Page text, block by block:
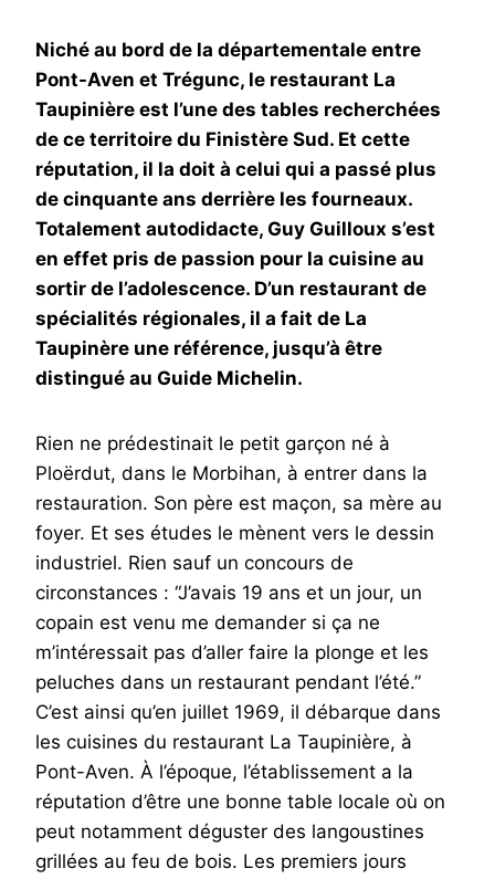
Niché au bord de la départementale entre
Pont-Aven et Trégunc, le restaurant La
Taupinière est l’une des tables recherchées
de ce territoire du Finistère Sud. Et cette
réputation, il la doit à celui qui a passé plus
de cinquante ans derrière les fourneaux.
Totalement autodidacte, Guy Guilloux s’est
en effet pris de passion pour la cuisine au
sortir de l’adolescence. D’un restaurant de
spécialités régionales, il a fait de La
Taupinère une référence, jusqu’à être
distingué au Guide Michelin.
Rien ne prédestinait le petit garçon né à
Ploërdut, dans le Morbihan, à entrer dans la
restauration. Son père est maçon, sa mère au
foyer. Et ses études le mènent vers le dessin
industriel. Rien sauf un concours de
circonstances : “J’avais 19 ans et un jour, un
copain est venu me demander si ça ne
m’intéressait pas d’aller faire la plonge et les
peluches dans un restaurant pendant l’été.”
C’est ainsi qu’en juillet 1969, il débarque dans
les cuisines du restaurant La Taupinière, à
Pont-Aven. À l’époque, l’établissement a la
réputation d’être une bonne table locale où on
peut notamment déguster des langoustines
grillées au feu de bois. Les premiers jours